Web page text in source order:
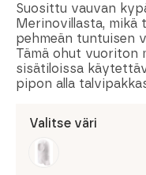
Suosittu vauvan
Merinovillasta, mikä
pehmeän tuntuisen
Tämä ohut vuoriton
sisätiloissa
pipon alla
Valitse väri